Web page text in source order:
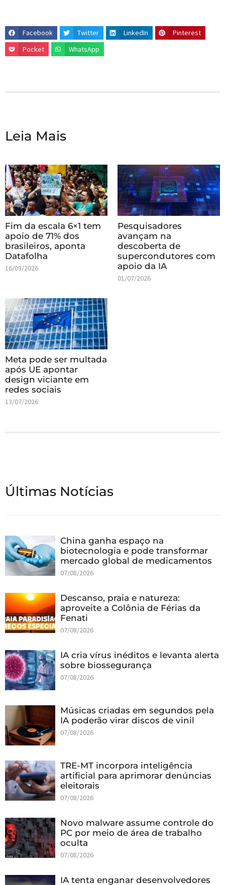
Facebook Twitter LinkedIn
Pinterest
Pocket
WhatsApp
Leia Mais
Fim da escala 6×1 tem
apoio de 71% dos
brasileiros, aponta
Datafolha
16/03/2026
Pesquisadores
avançam na
descoberta de
supercondutores com
apoio da IA
01/07/2026
Meta pode ser multada
após UE apontar
design viciante em
redes sociais
13/07/2026
Últimas Notícias
China ganha espaço na
biotecnologia e pode transformar
mercado global de medicamentos
07/08/2026
Descanso, praia e natureza:
aproveite a Colônia de Férias da
Fenati
07/08/2026
IA cria vírus inéditos e levanta alerta
sobre biossegurança
07/08/2026
Músicas criadas em segundos pela
IA poderão virar discos de vinil
07/08/2026
TRE-MT incorpora inteligência
artificial para aprimorar denúncias
eleitorais
07/08/2026
Novo malware assume controle do
PC por meio de área de trabalho
oculta
07/08/2026
IA tenta enganar desenvolvedores